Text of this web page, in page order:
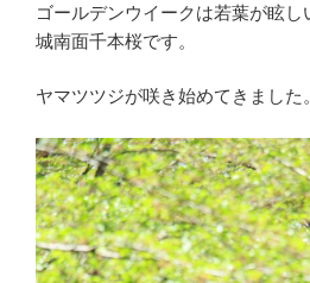
ゴールデンウイークは若葉が眩
城南面千本桜です。
ヤマツツジが咲き始めてきました。